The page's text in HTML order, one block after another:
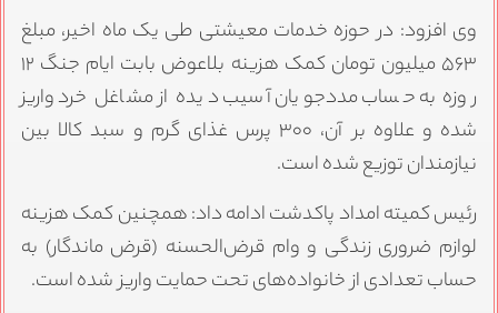
وی افزود: در حوزه خدمات معیشتی طی یک ماه اخیر، مبلغ
۵۶۳ میلیون تومان کمک هزینه بلاعوض بابت ایام جنگ ۱۲
روزه به حساب مددجویان آسیب دیده از مشاغل خرد واریز
شده و علاوه بر آن، ۳۰۰ پرس غذای گرم و سبد کالا بین
نیازمندان توزیع شده است.
رئیس کمیته امداد پاکدشت ادامه داد: همچنین کمک هزینه
لوازم ضروری زندگی و وام قرض‌الحسنه (قرض ماندگار) به
حساب تعدادی از خانواده‌های تحت حمایت واریز شده است.